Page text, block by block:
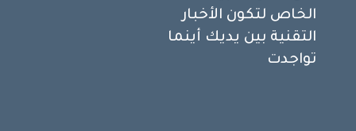
الخاص لتكون الأخبار
التقنية بين يديك أينما
تواجدت